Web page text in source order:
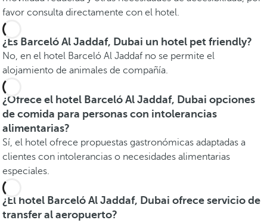
favor consulta directamente con el hotel.
¿Es Barceló Al Jaddaf, Dubai un hotel pet friendly?
No, en el hotel Barceló Al Jaddaf no se permite el
alojamiento de animales de compañía.
¿Ofrece el hotel Barceló Al Jaddaf, Dubai opciones
de comida para personas con intolerancias
alimentarias?
Sí, el hotel ofrece propuestas gastronómicas adaptadas a
clientes con intolerancias o necesidades alimentarias
especiales.
¿El hotel Barceló Al Jaddaf, Dubai ofrece servicio de
transfer al aeropuerto?